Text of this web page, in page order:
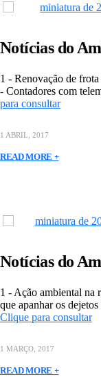
Notícias do
1 - Renovação de
- Contadores com
para consultar
1 ABRIL, 2017
READ MORE +
Notícias do
1 - Ação ambiental na
que apanhar os
Clique para consultar
1 MARÇO, 2017
READ MORE +